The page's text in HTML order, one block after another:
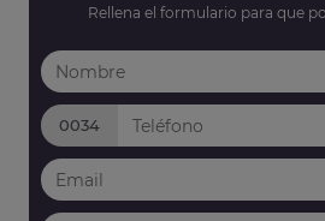
Rellena el formulario para que
0034